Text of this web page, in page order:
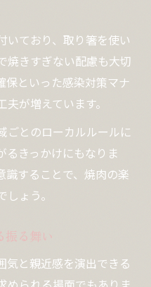
いており、取り箸を使い
焼きすぎない配慮も大切
保といった感染対策マナ
が増えています。
ごとのローカルルールに
るきっかけにもなりま
識することで、焼肉の楽
ょう。
振る舞い
気と親近感を演出できる